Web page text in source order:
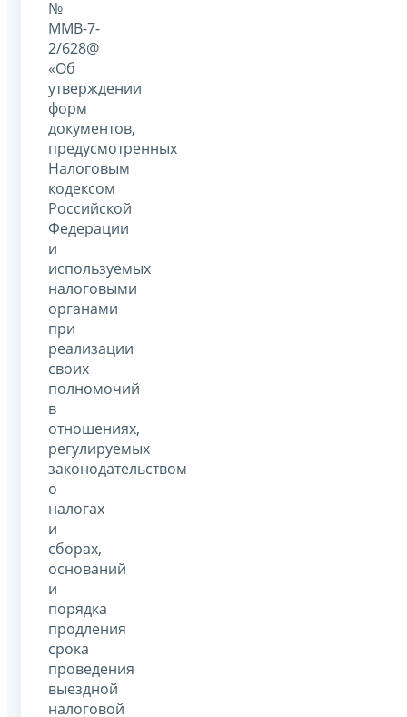
№
ММВ-7-
2/628@
«Об
утверждении
форм
документов,
предусмотренных
Налоговым
кодексом
Российской
Федерации
и
используемых
налоговыми
органами
при
реализации
своих
полномочий
в
отношениях,
регулируемых
законодательством
о
налогах
и
сборах,
оснований
и
порядка
продления
срока
проведения
выездной
налоговой